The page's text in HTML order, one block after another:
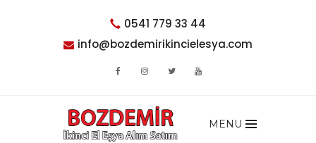
0541 779 33 44
info@bozdemirikincielesya.com
MENU